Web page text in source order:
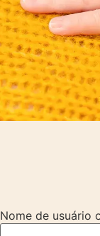
Nome de usuário